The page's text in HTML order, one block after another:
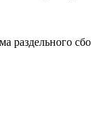
раздельного